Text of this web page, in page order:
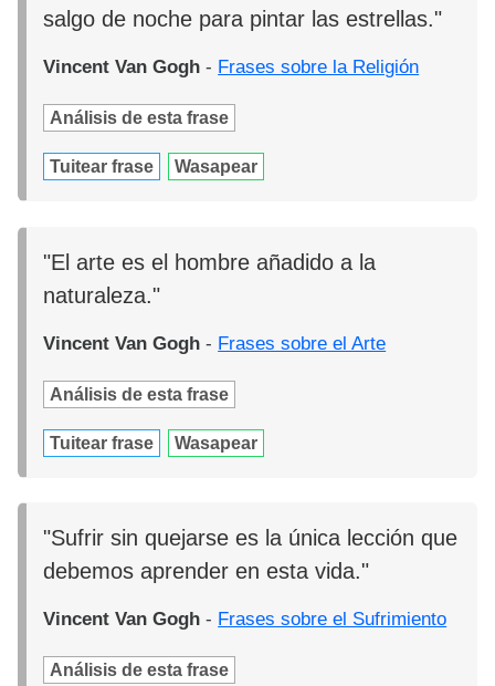
salgo de noche para pintar las estrellas."
Vincent Van Gogh - Frases sobre la Religión
Análisis de esta frase
Tuitear frase Wasapear
"El arte es el hombre añadido a la
naturaleza."
Vincent Van Gogh - Frases sobre el Arte
Análisis de esta frase
Tuitear frase Wasapear
"Sufrir sin quejarse es la única lección que
debemos aprender en esta vida."
Vincent Van Gogh - Frases sobre el Sufrimiento
Análisis de esta frase